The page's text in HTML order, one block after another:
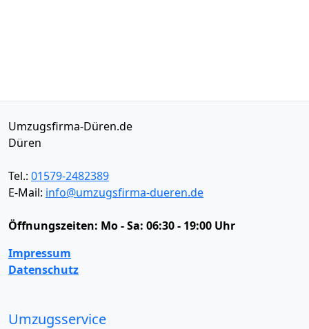
Umzugsfirma-Düren.de
Düren
Tel.: 01579-2482389
E-Mail: info@umzugsfirma-dueren.de
Öffnungszeiten: Mo - Sa: 06:30 - 19:00 Uhr
Impressum
Datenschutz
Umzugsservice